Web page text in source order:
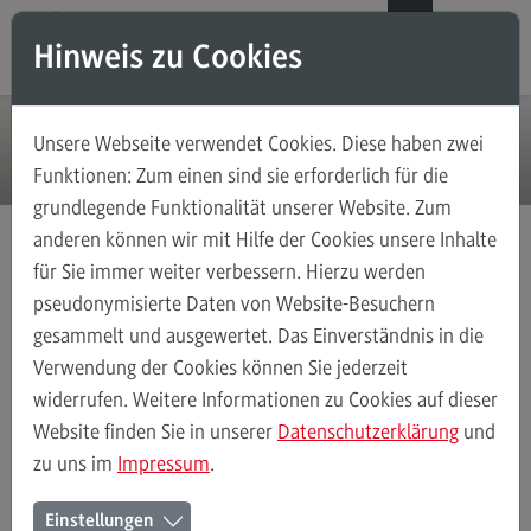
Direkt zum Inhalt
Direkt zum Hauptmenu
Direkt zum Footer
Modul-O-Mat
Masterstudiengänge
Accounting, Controlling, Taxation
Accounting, Controlling, Taxation
Modulangebot
Berufsperspektiven
Kontakt
Advanced Practice in Healthcare
Advanced Practice in Healthcare
Rahmenbedingungen
Masterstudiengänge
Elektrotechnik und Informationstechnik
Rahmenbedingungen
(External link)
Rahmenbedingungen im
Hinweis zu Cookies
Unsere Webseite verwendet Cookies. Diese haben zwei
Funktionen: Zum einen sind sie erforderlich für die
grundlegende Funktionalität unserer Website. Zum
anderen können wir mit Hilfe der Cookies unsere Inhalte
für Sie immer weiter verbessern. Hierzu werden
pseudonymisierte Daten von Website-Besuchern
gesammelt und ausgewertet. Das Einverständnis in die
Verwendung der Cookies können Sie jederzeit
widerrufen. Weitere Informationen zu Cookies auf dieser
Website finden Sie in unserer Datenschutzerklärung und
zu uns im Impressum.
Einstellungen